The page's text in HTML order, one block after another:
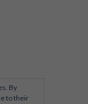
By
to their